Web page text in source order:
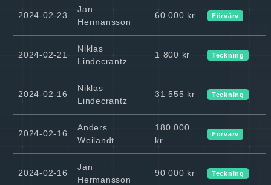
2024-02-23
Jan
Hermansson
60 000 kr Förvärv
2024-02-21
Niklas
Lindecrantz
1 800 kr Teckning
2024-02-16
Niklas
Lindecrantz
31 555 kr Teckning
2024-02-16
Anders
Weilandt
180 000
kr
Förvärv
2024-02-16
Jan
Hermansson
90 000 kr Teckning